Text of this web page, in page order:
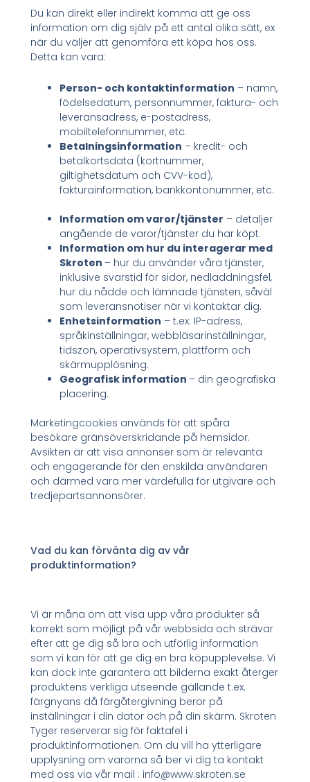
Du kan direkt eller indirekt komma att ge oss
information om dig själv på ett antal olika sätt, ex
när du väljer att genomföra ett köpa hos oss.
Detta kan vara:
Person- och kontaktinformation – namn,
födelsedatum, personnummer, faktura- och
leveransadress, e-postadress,
mobiltelefonnummer, etc.
Betalningsinformation – kredit- och
betalkortsdata (kortnummer,
giltighetsdatum och CVV-kod),
fakturainformation, bankkontonummer, etc.
Information om varor/tjänster – detaljer
angående de varor/tjänster du har köpt.
Information om hur du interagerar med
Skroten – hur du använder våra tjänster,
inklusive svarstid för sidor, nedladdningsfel,
hur du nådde och lämnade tjänsten, såväl
som leveransnotiser när vi kontaktar dig.
Enhetsinformation – t.ex. IP-adress,
språkinställningar, webbläsarinställningar,
tidszon, operativsystem, plattform och
skärmupplösning.
Geografisk information – din geografiska
placering.
Marketingcookies används för att spåra
besökare gränsöverskridande på hemsidor.
Avsikten är att visa annonser som är relevanta
och engagerande för den enskilda användaren
och därmed vara mer värdefulla för utgivare och
tredjepartsannonsörer.
Vad du kan förvänta dig av vår
produktinformation?
Vi är måna om att visa upp våra produkter så
korrekt som möjligt på vår webbsida och strävar
efter att ge dig så bra och utförlig information
som vi kan för att ge dig en bra köpupplevelse. Vi
kan dock inte garantera att bilderna exakt återger
produktens verkliga utseende gällande t.ex.
färgnyans då färgåtergivning beror på
inställningar i din dator och på din skärm. Skroten
Tyger reserverar sig för faktafel i
produktinformationen. Om du vill ha ytterligare
upplysning om varorna så ber vi dig ta kontakt
med oss via vår mail : info@www.skroten.se